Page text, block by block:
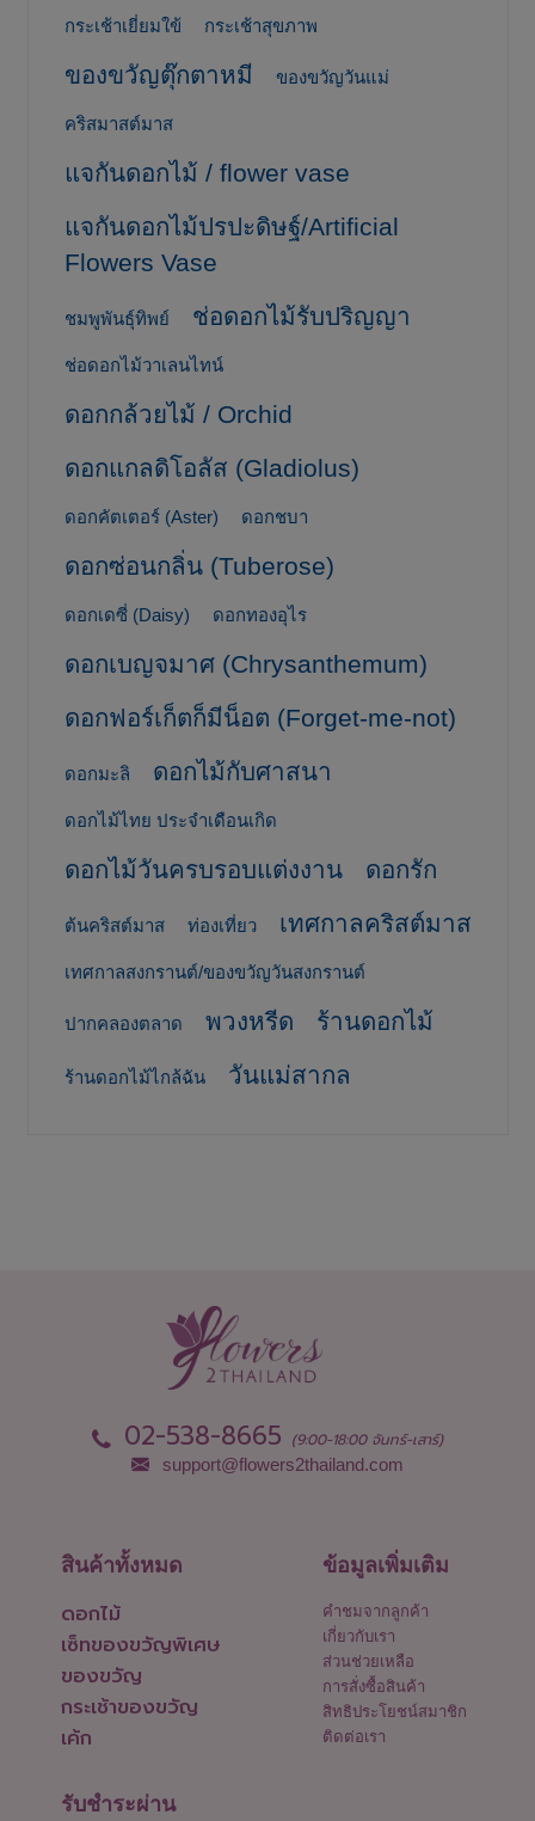
กระเช้าเยี่ยมใข้ กระเช้าสุขภาพ
ของขวัญตุ๊กตาหมี ของขวัญวันแม่
คริสมาสต์มาส
แจกันดอกไม้ / flower vase
แจกันดอกไม้ปรปะดิษฐ์/Artificial
Flowers Vase
ชมพูพันธุ์ทิพย์ ช่อดอกไม้รับปริญญา
ช่อดอกไม้วาเลนไทน์
ดอกกล้วยไม้ / Orchid
ดอกแกลดิโอลัส (Gladiolus)
ดอกคัตเตอร์ (Aster) ดอกชบา
ดอกซ่อนกลิ่น (Tuberose)
ดอกเดซี่ (Daisy) ดอกทองอุไร
ดอกเบญจมาศ (Chrysanthemum)
ดอกฟอร์เก็ตก็มีน็อต (Forget-me-not)
ดอกมะลิ ดอกไม้กับศาสนา
ดอกไม้ไทย ประจำเดือนเกิด
ดอกไม้วันครบรอบแต่งงาน ดอกรัก
ต้นคริสต์มาส ท่องเที่ยว เทศกาลคริสต์มาส
เทศกาลสงกรานต์/ของขวัญวันสงกรานต์
ปากคลองตลาด พวงหรีด ร้านดอกไม้
ร้านดอกไม้ไกล้ฉัน วันแม่สากล
02-538-8665 (9:00-18:00 จันทร์-เสาร์)
support@flowers2thailand.com
สินค้าทั้งหมด
ดอกไม้
เซ็ทของขวัญพิเศษ
ของขวัญ
กระเช้าของขวัญ
เค้ก
ข้อมูลเพิ่มเติม
คำชมจากลูกค้า
เกี่ยวกับเรา
ส่วนช่วยเหลือ
การสั่งซื้อสินค้า
สิทธิประโยชน์สมาชิก
ติดต่อเรา
รับชำระผ่าน